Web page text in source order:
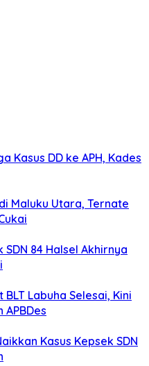
Kasus DD ke APH, Kades
Maluku Utara, Ternate
84 Halsel Akhirnya
Labuha Selesai, Kini
Kasus Kepsek SDN